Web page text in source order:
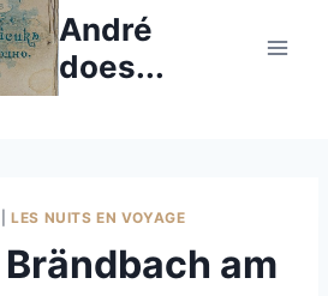
André
does...
|LES NUITS EN VOYAGE
am